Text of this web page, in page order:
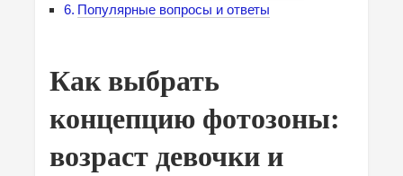
Популярные вопросы и ответы
Как выбрать
концепцию фотозоны:
возраст девочки и